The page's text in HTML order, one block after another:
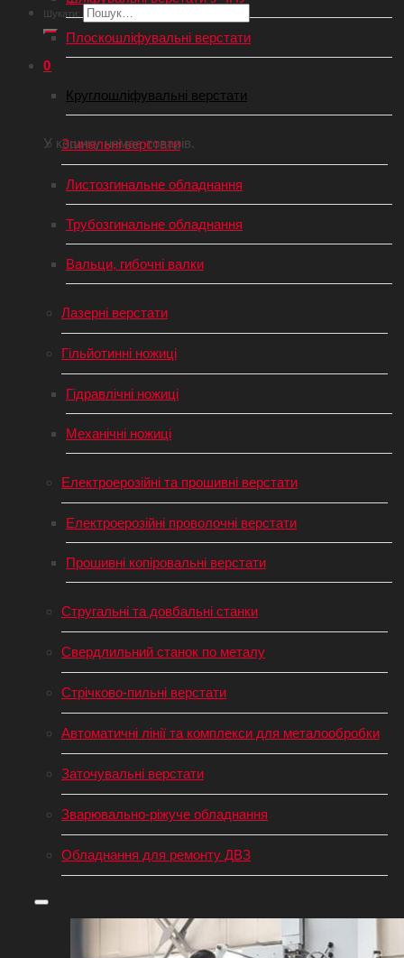
Шукати:
0
У кошику немає товарів.
Плоскошліфувальні верстати
Круглошліфувальні верстати
Згинальні верстати
Листозгинальне обладнання
Трубозгинальне обладнання
Вальци, гибочні валки
Лазерні верстати
Гільйотинні ножиці
Гідравлічні ножиці
Механічні ножиці
Електроерозійні та прошивні верстати
Електроерозійні проволочні верстати
Прошивні копіровальні верстати
Стругальні та довбальні станки
Свердлильний станок по металу
Стрічково-пильні верстати
Автоматичні лінії та комплекси для металообробки
Заточувальні верстати
Зварювально-ріжуче обладнання
Обладнання для ремонту ДВЗ